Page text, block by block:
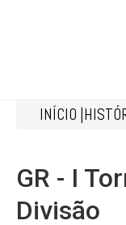
ACROBÁTICA
ARTÍSTICA
FEMININA
INÍCIO |
GR - I
Divisão